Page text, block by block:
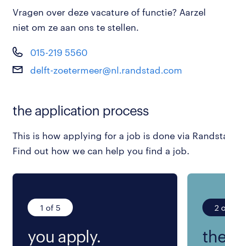
Vragen over deze vacature of functie? Aarzel
niet om ze aan ons te stellen.
015-219 5560
delft-zoetermeer@nl.randstad.com
the application process
This is how applying for a job is done via
Find out how we can help you find a job.
1 of 5
you apply.
2